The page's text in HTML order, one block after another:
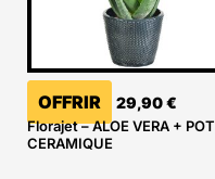
OFFRIR 29,90€
Florajet – ALOE VERA + POT
CERAMIQUE